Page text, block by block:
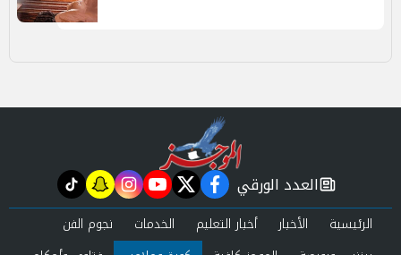
newspaper
العدد الورقي facebook
twitter
youtube
instagram
snapchat
tiktok
الرئيسية الأخبار أخبار التعليم الخدمات
نجوم الفن